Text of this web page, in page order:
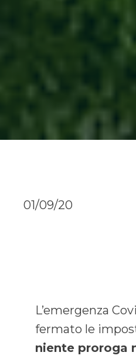
01/09/20
L’emergenza
fermato le
niente proroga